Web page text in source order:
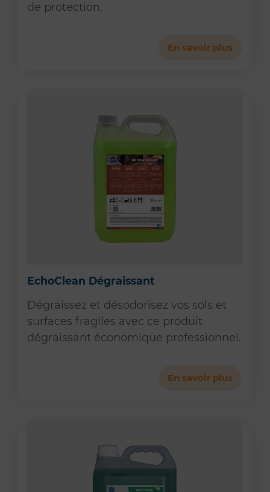
de protection.
En savoir plus
EchoClean Dégraissant
Dégraissez et désodorisez vos sols et
surfaces fragiles avec ce produit
dégraissant économique professionnel.
En savoir plus